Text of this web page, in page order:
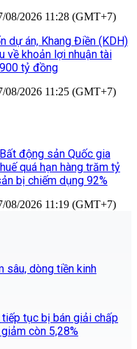
08/2026 11:28 (GMT+7)
dự án, Khang Điền (KDH)
về khoản lợi nhuận tài
tỷ đồng
08/2026 11:25 (GMT+7)
động sản Quốc gia
quá hạn hàng trăm tỷ
bị chiếm dụng 92%
08/2026 11:19 (GMT+7)
sâu, dòng tiền kinh
tiếp tục bị bán giải chấp
còn 5,28%